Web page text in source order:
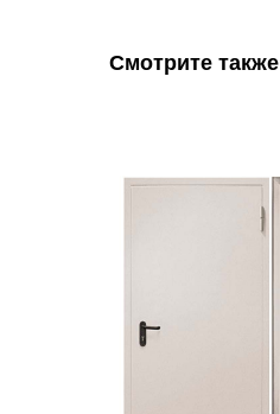
Смотрите также